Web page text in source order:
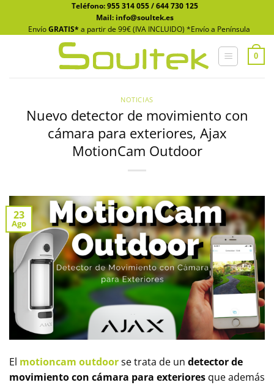
contenido
Teléfono:955 314 055/644 730 125
Mail: info@soultek.es
EnvíoGRATIS* a partir de 99€ (IVA INCLUIDO) *Envío a Península
0
NOTICIAS
Nuevo detector de movimiento con
cámara para exteriores, Ajax
MotionCam Outdoor
23
Ago
El motioncam outdoorse trata de un detector de
movimiento con cámara para exteriores que además